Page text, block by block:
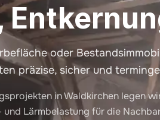
oder
präzise, sicher und
in Waldkirchen legen
und Lärmbelastung für die